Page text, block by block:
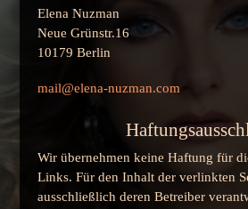
Elena Nuzman
Neue Grünstr.16
10179 Berlin
mail@elena-nuzman.com
Wir übernehmen keine Haftung für
Links. Für den Inhalt der verlinkten
ausschließlich deren Betreiber